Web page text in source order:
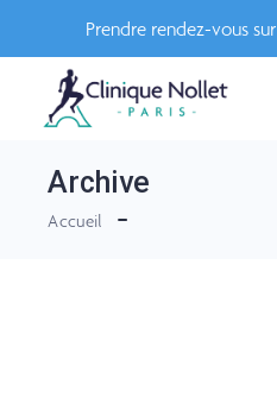
Prendre rendez-vous sur
Archive
Accueil